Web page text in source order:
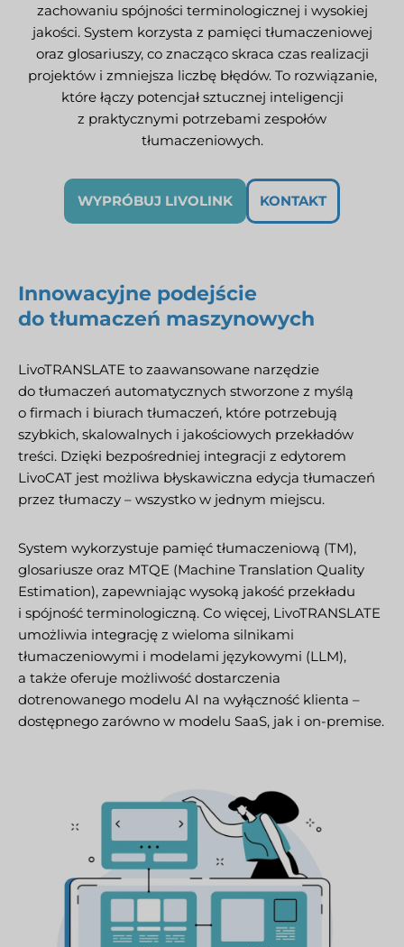
zachowaniu spójności terminologicznej i wysokiej
jakości. System korzysta z pamięci tłumaczeniowej
oraz glosariuszy, co znacząco skraca czas realizacji
projektów i zmniejsza liczbę błędów. To rozwiązanie,
które łączy potencjał sztucznej inteligencji
z praktycznymi potrzebami zespołów
tłumaczeniowych.
WYPRÓBUJ LIVOLINK KONTAKT
Innowacyjne podejście
do tłumaczeń maszynowych
LivoTRANSLATE to zaawansowane narzędzie
do tłumaczeń automatycznych stworzone z myślą
o firmach i biurach tłumaczeń, które potrzebują
szybkich, skalowalnych i jakościowych przekładów
treści. Dzięki bezpośredniej integracji z edytorem
LivoCAT jest możliwa błyskawiczna edycja tłumaczeń
przez tłumaczy – wszystko w jednym miejscu.
System wykorzystuje pamięć tłumaczeniową (TM),
glosariusze oraz MTQE (Machine Translation Quality
Estimation), zapewniając wysoką jakość przekładu
i spójność terminologiczną. Co więcej, LivoTRANSLATE
umożliwia integrację z wieloma silnikami
tłumaczeniowymi i modelami językowymi (LLM),
a także oferuje możliwość dostarczenia
dotrenowanego modelu AI na wyłączność klienta –
dostępnego zarówno w modelu SaaS, jak i on-premise.